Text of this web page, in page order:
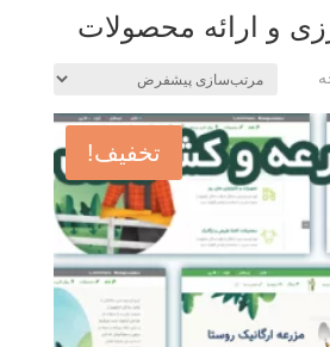
و ارائه محصولات
تخفیف!